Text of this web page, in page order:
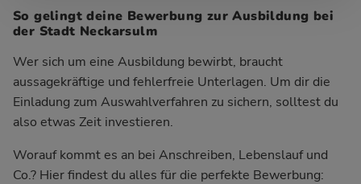
So gelingt deine Bewerbung zur Ausbildung bei
der Stadt Neckarsulm
Wer sich um eine Ausbildung bewirbt, braucht
aussagekräftige und fehlerfreie Unterlagen. Um dir die
Einladung zum Auswahlverfahren zu sichern, solltest du
also etwas Zeit investieren.
Worauf kommt es an bei Anschreiben, Lebenslauf und
Co.? Hier findest du alles für die perfekte Bewerbung: